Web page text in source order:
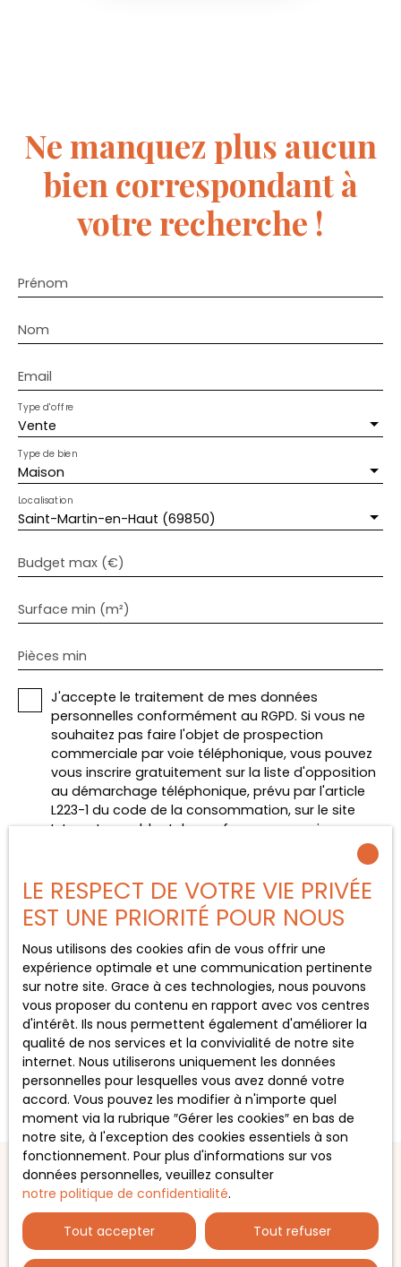
Ne manquez plus aucun
bien correspondant à
votre recherche !
Prénom
Nom
Email
Vente
Type d'offre
Maison
Type de bien
Saint-Martin-en-Haut (69850)
Localisation
Budget max (€)
Surface min (m²)
Pièces min
J'accepte le traitement de mes données
personnelles conformément au RGPD. Si vous ne
souhaitez pas faire l'objet de prospection
commerciale par voie téléphonique, vous pouvez
vous inscrire gratuitement sur la liste d'opposition
au démarchage téléphonique, prévu par l'article
L223-1 du code de la consommation, sur le site
Internet www.bloctel.gouv.fr ou par courrier
Société Worldline, Service Bloctel, CS 61311, 41013
BLOIS CEDEX.
Pour en savoir plus sur le traitement de vos
données personnelles, veuillez consulter notre
politique de confidentialité.
Recevoir des annonces
JE RECHERCHE UN BIEN
Vente maison Vernaison (69390)
LE RESPECT DE VOTRE VIE PRIVÉE
EST UNE PRIORITÉ POUR NOUS
Nous utilisons des cookies afin de vous offrir une
expérience optimale et une communication pertinente
sur notre site. Grace à ces technologies, nous pouvons
vous proposer du contenu en rapport avec vos centres
d'intérêt. Ils nous permettent également d'améliorer la
qualité de nos services et la convivialité de notre site
internet. Nous utiliserons uniquement les données
personnelles pour lesquelles vous avez donné votre
accord. Vous pouvez les modifier à n'importe quel
moment via la rubrique ″Gérer les cookies″ en bas de
notre site, à l'exception des cookies essentiels à son
fonctionnement. Pour plus d'informations sur vos
données personnelles, veuillez consulter
notre politique de confidentialité.
Tout accepter Tout refuser